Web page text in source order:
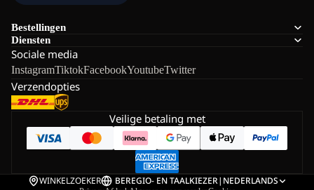
Bestellingen
Diensten
Sociale media
InstagramTiktokFacebookYoutubeTwitter
Verzendopties
Veilige betaling met
WINKELZOEKER BEREGIO- EN TAALKIEZER| NEDERLANDS